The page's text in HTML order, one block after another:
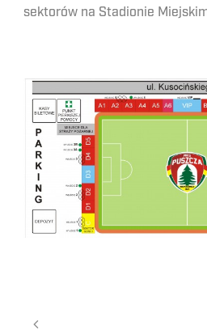
sektorów na Stadionie